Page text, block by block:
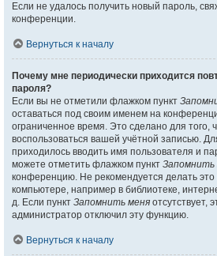
Если не удалось получить новый пароль,
конференции.
Вернуться к началу
Почему мне периодически приходится
пароля?
Если вы не отметили флажком пункт
оставаться под своим именем на
ограниченное время. Это сделано для того,
воспользоваться вашей учётной записью.
приходилось вводить имя пользователя и
можете отметить флажком пункт Запомнить
конференцию. Не рекомендуется делать
компьютере, например в библиотеке,
д. Если пункт Запомнить меня отсутствует,
администратор отключил эту функцию.
Вернуться к началу